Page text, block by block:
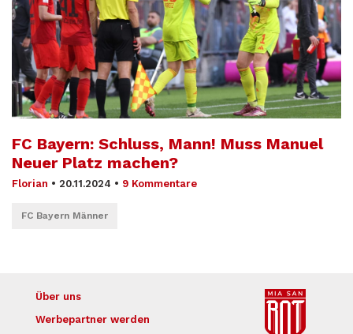
FC Bayern: Schluss, Mann! Muss Manuel
Neuer Platz machen?
Florian • 20.11.2024 • 9 Kommentare
FC Bayern Männer
Über uns
Werbepartner werden